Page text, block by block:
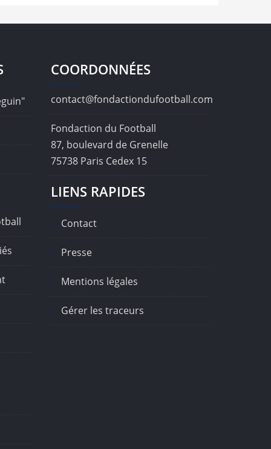
COORDONNÉES
contact@fondactiondufootball.com
Fondaction du Football
87, boulevard de Grenelle
75738 Paris Cedex 15
LIENS RAPIDES
Contact
Presse
Mentions légales
Gérer les traceurs